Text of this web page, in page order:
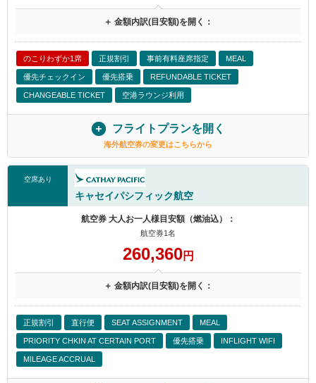
＋ 金額内訳(目安額)を開く：
のこりわずか1席 正規割引 事前有料座席指定 MEAL
優先チェックイン 優先搭乗 REFUNDABLE TICKET
CHANGEABLE TICKET 空港ラウンジ利用
フライトプランを開く
海外航空券の変更はこちらから
空席あり
キャセイパシフィック航空
航空券 大人お一人様目安額（燃油込）：
航空券1名
260,360円
＋ 金額内訳(目安額)を開く：
正規割引 直行便 SEAT ASSIGNMENT MEAL
PRIORITY CHKIN AT CERTAIN PORT 優先搭乗 INFLIGHT WIFI
MILEAGE ACCRUAL